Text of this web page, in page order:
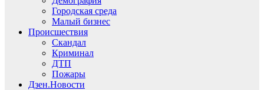
Городская среда
Малый бизнес
Происшествия
Скандал
Криминал
ДТП
Пожары
Дзен.Новости